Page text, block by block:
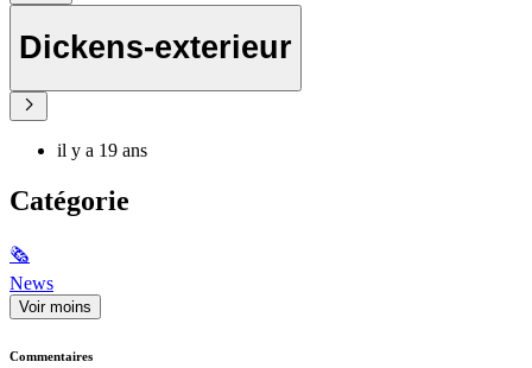
Dickens-exterieur
il y a 19 ans
Catégorie
🗞
News
Voir moins
Commentaires